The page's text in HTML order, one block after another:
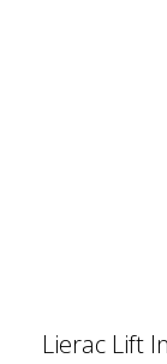
Lierac Lift